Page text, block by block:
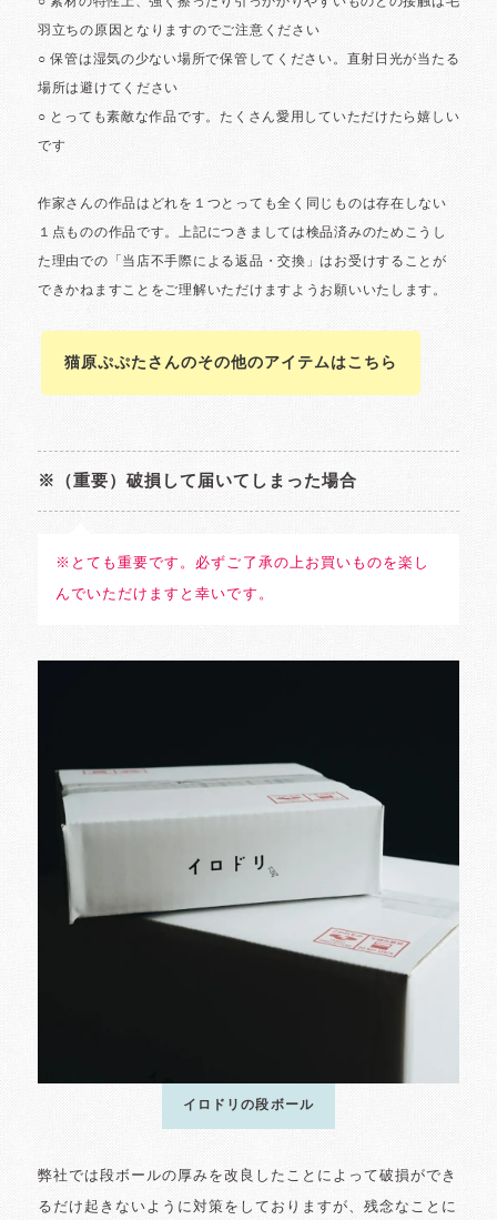
猫原ぷぷたさんのその他のアイテムはこちら
※（重要）破損して届いてしまった場合
※とても重要です。必ずご了承の上お買いものを楽し
んでいただけますと幸いです。
イロドリの段ボール
弊社では段ボールの厚みを改良したことによって破損ができ
るだけ起きないように対策をしておりますが、残念なことに